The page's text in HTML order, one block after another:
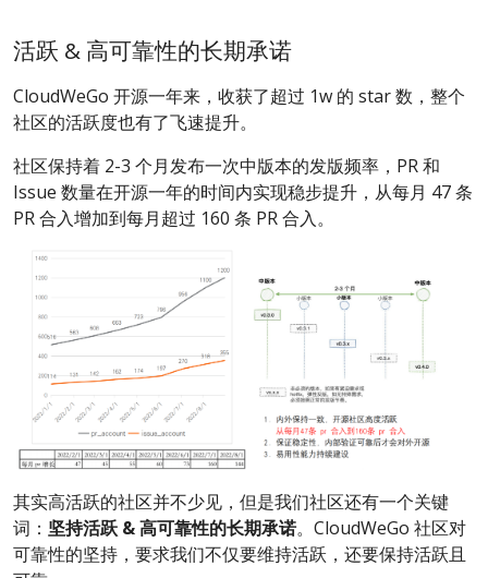
活跃 & 高可靠性的长期承诺
CloudWeGo 开源一年来，收获了超过 1w 的 star 数，整个
社区的活跃度也有了飞速提升。
社区保持着 2-3 个月发布一次中版本的发版频率，PR 和
Issue 数量在开源一年的时间内实现稳步提升，从每月 47 条
PR 合入增加到每月超过 160 条 PR 合入。
其实高活跃的社区并不少见，但是我们社区还有一个关键
词： 坚持活跃 & 高可靠性的长期承诺。CloudWeGo 社区对
可靠性的坚持，要求我们不仅要维持活跃，还要保持活跃且